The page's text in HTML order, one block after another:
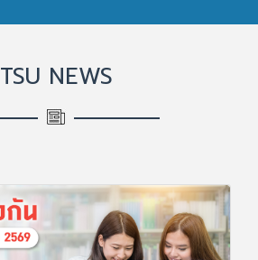
TSU NEWS